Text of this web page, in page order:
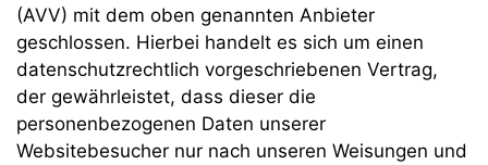
(AVV) mit dem oben genannten Anbieter
geschlossen. Hierbei handelt es sich um einen
datenschutzrechtlich vorgeschriebenen Vertrag,
der gewährleistet, dass dieser die
personenbezogenen Daten unserer
Websitebesucher nur nach unseren Weisungen und